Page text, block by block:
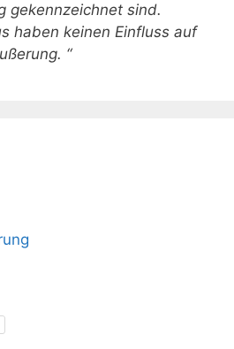
gekennzeichnet sind.
haben keinen Einfluss auf
“